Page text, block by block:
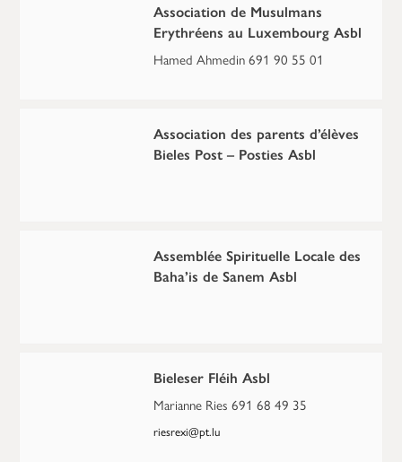
Association de Musulmans
Erythréens au Luxembourg Asbl
Hamed Ahmedin 691 90 55 01
Association des parents d’élèves
Bieles Post – Posties Asbl
Assemblée Spirituelle Locale des
Baha’is de Sanem Asbl
Bieleser Fléih Asbl
Marianne Ries 691 68 49 35
riesrexi@pt.lu